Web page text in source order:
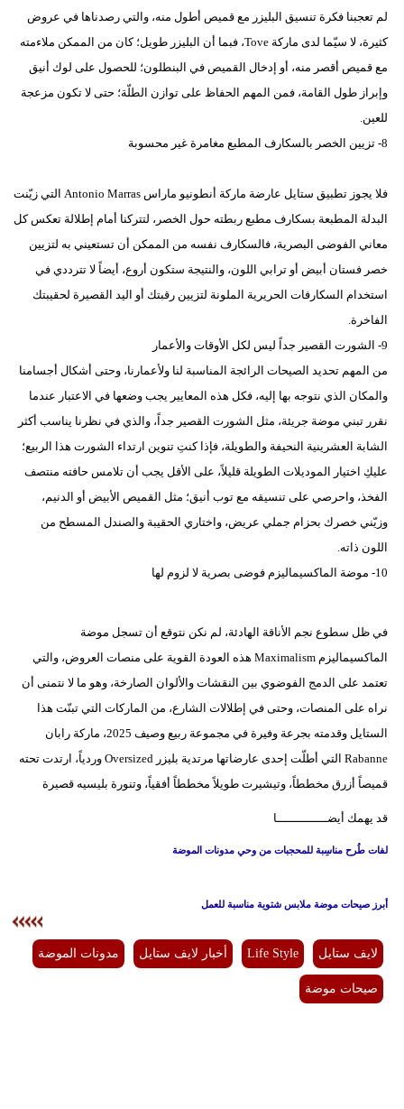
لم تعجبنا فكرة تنسيق البليزر مع قميص أطول منه، والتي رصدناها في عروض
كثيرة، لا سيّما لدى ماركة Tove، فبما أن البليزر طويل؛ كان من الممكن ملاءمته
مع قميص أقصر منه، أو إدخال القميص في البنطلون؛ للحصول على لوك أنيق
وإبراز طول القامة، فمن المهم الحفاظ على توازن الطلّة؛ حتى لا تكون مزعجة
للعين.
8- تزيين الخصر بالسكارف المطبع مغامرة غير محسوبة
فلا يجوز تطبيق ستايل عارضة ماركة أنطونيو ماراس Antonio Marras التي زيّنت
البدلة المطبعة بسكارف مطبع ربطته حول الخصر، لتتركنا أمام إطلالة تعكس كل
معاني الفوضى البصرية، فالسكارف نفسه من الممكن أن تستعيني به لتزيين
خصر فستان أبيض أو ترابي اللون، والنتيجة ستكون أروع، أيضاً لا تترددي في
استخدام السكارفات الحريرية الملونة لتزيين رقبتك أو اليد القصيرة لحقيبتك
الفاخرة.
9- الشورت القصير جداً ليس لكل الأوقات والأعمار
من المهم تحديد الصيحات الرائجة المناسبة لنا ولأعمارنا، وحتى أشكال أجسامنا
والمكان الذي نتوجه بها إليه، فكل هذه المعايير يجب وضعها في الاعتبار عندما
نقرر تبني موضة جريئة، مثل الشورت القصير جداً، والذي في نظرنا يناسب أكثر
الشابة العشرينية النحيفة والطويلة، فإذا كنتِ تنوين ارتداء الشورت هذا الربيع؛
عليكِ اختيار الموديلات الطويلة قليلاً، على الأقل يجب أن تلامس حافته منتصف
الفخذ، واحرصي على تنسيقه مع توب أنيق؛ مثل القميص الأبيض أو الدنيم،
وزيّني خصرك بحزام جملي عريض، واختاري الحقيبة والصندل المسطح من
اللون ذاته.
10- موضة الماكسيماليزم فوضى بصرية لا لزوم لها
في ظل سطوع نجم الأناقة الهادئة، لم نكن نتوقع أن تسجل موضة
الماكسيماليزم Maximalism هذه العودة القوية على منصات العروض، والتي
تعتمد على الدمج الفوضوي بين النقشات والألوان الصارخة، وهو ما لا نتمنى أن
نراه على المنصات، وحتى في إطلالات الشارع، من الماركات التي تبنّت هذا
الستايل وقدمته بجرعة وفيرة في مجموعة ربيع وصيف 2025، ماركة رابان
Rabanne التي أطلّت إحدى عارضاتها مرتدية بليزر Oversized وردياً، ارتدت تحته
قميصاً أزرق مخططاً، وتيشيرت طويلاً مخططاً أفقياً، وتنورة بليسيه قصيرة
قد يهمك أيضــــــــــــــا
لفات طُرح مناسِبة للمحجبات من وحي مدونات الموضة
أبرز صيحات موضة ملابس شتوية مناسبة للعمل
لايف ستايل Life Style أخبار لايف ستايل مدونات الموضة
صيحات موضة